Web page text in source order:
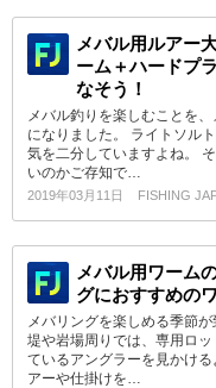
メバル用ルアー
ーム＋ハードプ
なそう！
メバル釣りを楽しむことを
になりました。 ライトソル
気を二分していますよね。
いのかご存知で…
2019年03月11日 FISHING
メバル用ワーム
グにおすすめの
メバリングを楽しめる季節
堤や岩場周りでは、専用ロ
ているアングラーを見かけ
アーや仕掛けを…